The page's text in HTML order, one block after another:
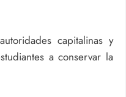
capitalinas y
a conservar la